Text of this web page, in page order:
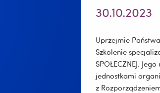
30.10.2023
Uprzejmie
Szkolenie
SPOŁECZNEJ.
jednostkami
z